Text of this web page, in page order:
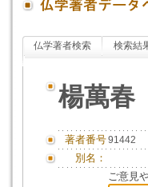
仏学著者検索 検索結
楊萬春
著者番号91442
別名：
ご意見